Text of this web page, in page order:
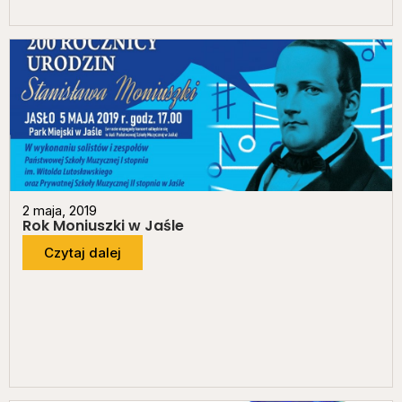
2 maja, 2019
Rok Moniuszki w Jaśle
Czytaj dalej